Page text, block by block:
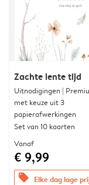
Zachte lente tijd
Uitnodigingen |
met keuze uit 3
papierafwerkingen
Set van 10 kaarten
Vanaf
€ 9,99
offers Elke dag lage